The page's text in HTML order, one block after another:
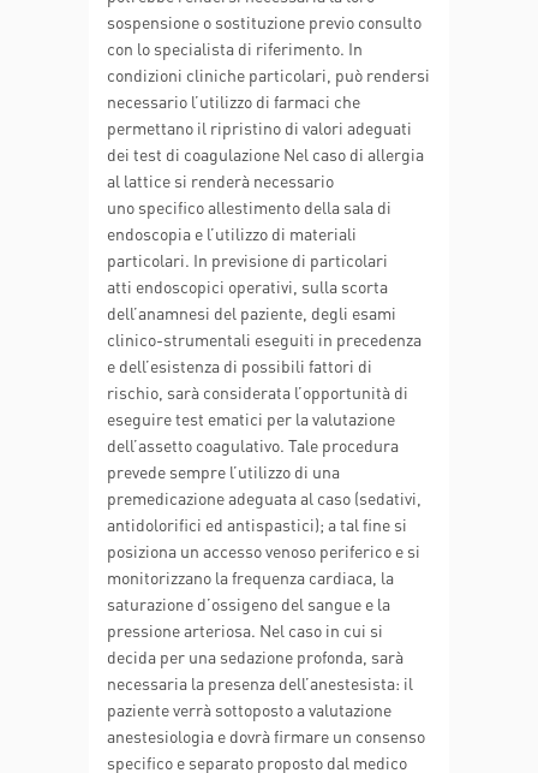
sospensione o sostituzione previo consulto
con lo specialista di riferimento. In
condizioni cliniche particolari, può rendersi
necessario l’utilizzo di farmaci che
permettano il ripristino di valori adeguati
dei test di coagulazione Nel caso di allergia
al lattice si renderà necessario
uno specifico allestimento della sala di
endoscopia e l’utilizzo di materiali
particolari. In previsione di particolari
atti endoscopici operativi, sulla scorta
dell’anamnesi del paziente, degli esami
clinico-strumentali eseguiti in precedenza
e dell’esistenza di possibili fattori di
rischio, sarà considerata l’opportunità di
eseguire test ematici per la valutazione
dell’assetto coagulativo. Tale procedura
prevede sempre l’utilizzo di una
premedicazione adeguata al caso (sedativi,
antidolorifici ed antispastici); a tal fine si
posiziona un accesso venoso periferico e si
monitorizzano la frequenza cardiaca, la
saturazione d’ossigeno del sangue e la
pressione arteriosa. Nel caso in cui si
decida per una sedazione profonda, sarà
necessaria la presenza dell’anestesista: il
paziente verrà sottoposto a valutazione
anestesiologia e dovrà firmare un consenso
specifico e separato proposto dal medico